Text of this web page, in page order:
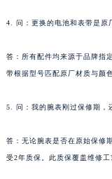
4. 问：更换的电池和表带是原
答：所有配件均来源于品牌指
带根据型号匹配原厂材质与颜色
5. 问：我的腕表刚过保修期，
答：无论腕表是否在原始保修
受2年质保。此质保覆盖维修